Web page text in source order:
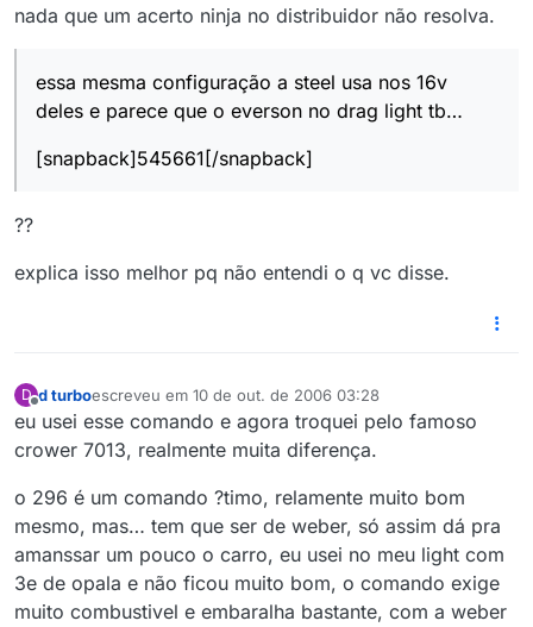
nada que um acerto ninja no distribuidor não resolva.
essa mesma configuração a steel usa nos 16v
deles e parece que o everson no drag light tb…
[snapback]545661[/snapback]
??
explica isso melhor pq não entendi o q vc disse.
D
Offline
d turboescreveu em 10 de out. de 2006 03:28
última edição por
eu usei esse comando e agora troquei pelo famoso
crower 7013, realmente muita diferença.
o 296 é um comando ?timo, relamente muito bom
mesmo, mas… tem que ser de weber, só assim dá pra
amanssar um pouco o carro, eu usei no meu light com
3e de opala e não ficou muito bom, o comando exige
muito combustivel e embaralha bastante, com a weber